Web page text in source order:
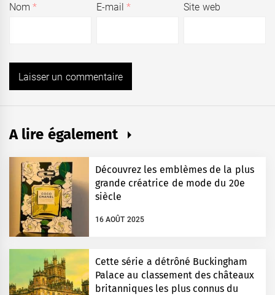
Nom* E-mail* Site web
A lire également
Découvrez les emblèmes de la plus
grande créatrice de mode du 20e
siècle
16 AOÛT 2025
Cette série a détrôné Buckingham
Palace au classement des châteaux
britanniques les plus connus du